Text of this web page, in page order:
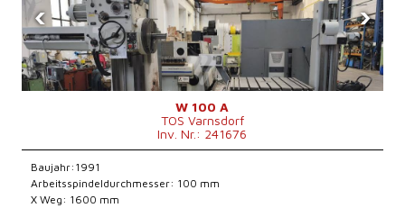
‹ ›
W 100 A
TOS Varnsdorf
Inv. Nr.: 241676
Baujahr:1991
Arbeitsspindeldurchmesser: 100 mm
X Weg: 1600 mm